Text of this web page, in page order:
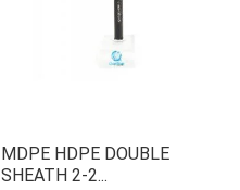
MDPE HDPE DOUBLE
SHEATH 2-2...